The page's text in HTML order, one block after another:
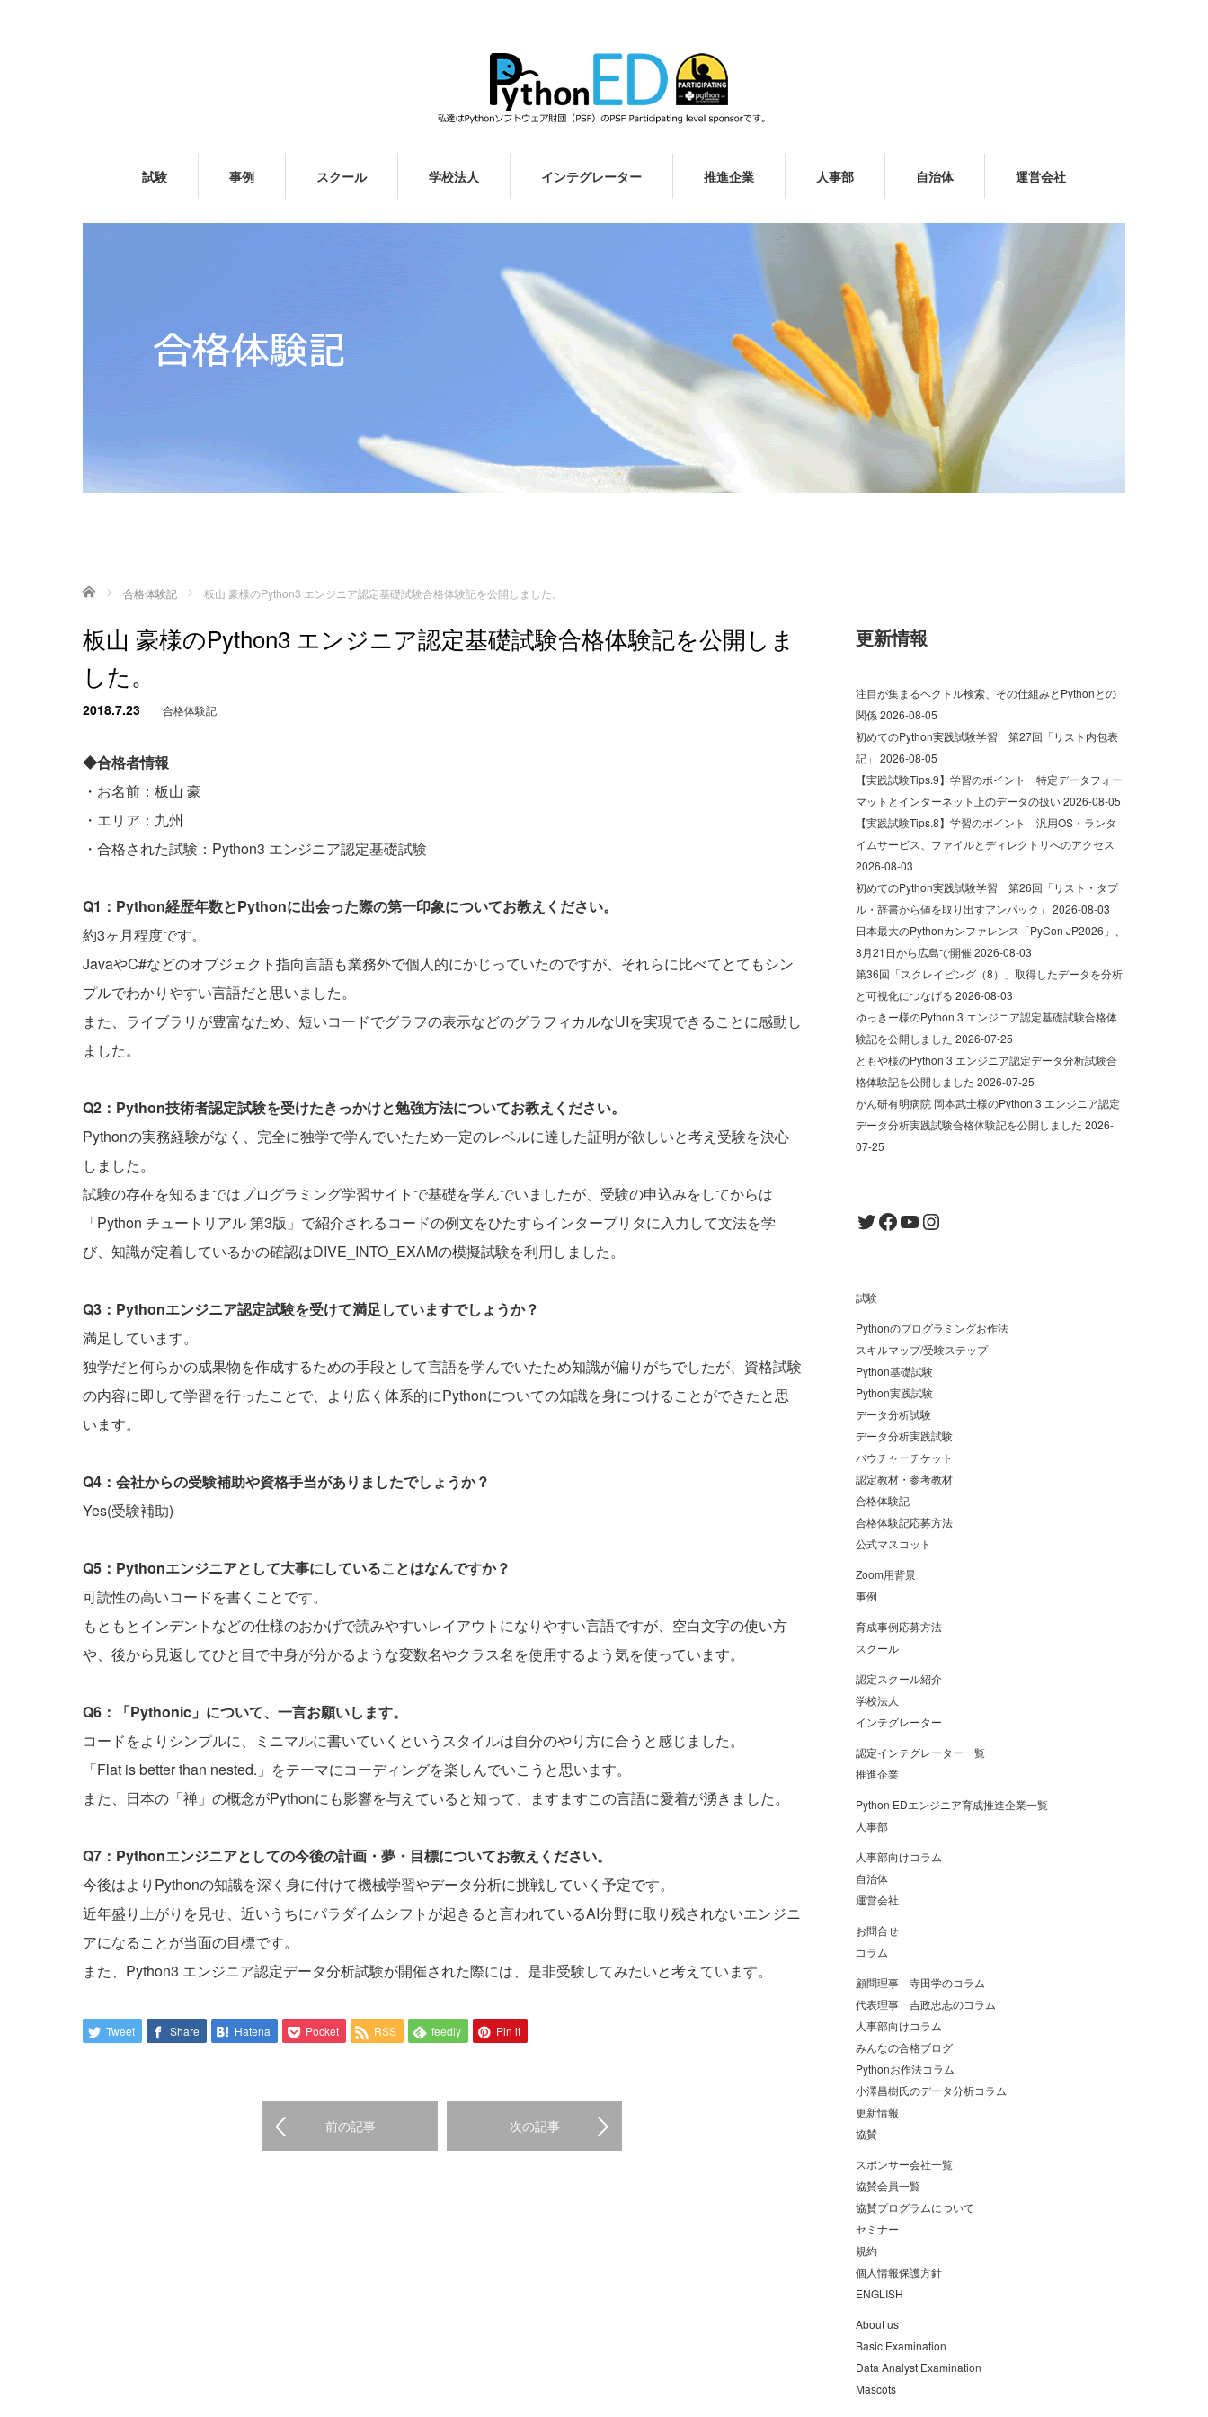
試験 事例 スクール 学校法人 インテグレーター 推進企業 人事部 自治体 運営会社
ホーム 合格体験記 板山 豪様のPython3 エンジニア認定基礎試験合格体験記を公開しました。
板山 豪様のPython3 エンジニア認定基礎試験合格体験記を公開しま
した。
2018.7.23 合格体験記
◆合格者情報
・お名前：板山 豪
・エリア：九州
・合格された試験：Python3 エンジニア認定基礎試験
Q1：Python経歴年数とPythonに出会った際の第一印象についてお教えください。
約3ヶ月程度です。
JavaやC#などのオブジェクト指向言語も業務外で個人的にかじっていたのですが、それらに比べてとてもシン
プルでわかりやすい言語だと思いました。
また、ライブラリが豊富なため、短いコードでグラフの表示などのグラフィカルなUIを実現できることに感動し
ました。
Q2：Python技術者認定試験を受けたきっかけと勉強方法についてお教えください。
Pythonの実務経験がなく、完全に独学で学んでいたため一定のレベルに達した証明が欲しいと考え受験を決心
しました。
試験の存在を知るまではプログラミング学習サイトで基礎を学んでいましたが、受験の申込みをしてからは
「Python チュートリアル 第3版」で紹介されるコードの例文をひたすらインタープリタに入力して文法を学
び、知識が定着しているかの確認はDIVE_INTO_EXAMの模擬試験を利用しました。
Q3：Pythonエンジニア認定試験を受けて満足していますでしょうか？
満足しています。
独学だと何らかの成果物を作成するための手段として言語を学んでいたため知識が偏りがちでしたが、資格試験
の内容に即して学習を行ったことで、より広く体系的にPythonについての知識を身につけることができたと思
います。
Q4：会社からの受験補助や資格手当がありましたでしょうか？
Yes(受験補助)
Q5：Pythonエンジニアとして大事にしていることはなんですか？
可読性の高いコードを書くことです。
もともとインデントなどの仕様のおかげで読みやすいレイアウトになりやすい言語ですが、空白文字の使い方
や、後から見返してひと目で中身が分かるような変数名やクラス名を使用するよう気を使っています。
Q6：「Pythonic」について、一言お願いします。
コードをよりシンプルに、ミニマルに書いていくというスタイルは自分のやり方に合うと感じました。
「Flat is better than nested.」をテーマにコーディングを楽しんでいこうと思います。
また、日本の「禅」の概念がPythonにも影響を与えていると知って、ますますこの言語に愛着が湧きました。
Q7：Pythonエンジニアとしての今後の計画・夢・目標についてお教えください。
今後はよりPythonの知識を深く身に付けて機械学習やデータ分析に挑戦していく予定です。
近年盛り上がりを見せ、近いうちにパラダイムシフトが起きると言われているAI分野に取り残されないエンジニ
アになることが当面の目標です。
また、Python3 エンジニア認定データ分析試験が開催された際には、是非受験してみたいと考えています。
Tweet Share Hatena Pocket RSS feedly Pin it
前の記事 次の記事
更新情報
注目が集まるベクトル検索、その仕組みとPythonとの
関係2026-08-05
初めてのPython実践試験学習 第27回「リスト内包表
記」 2026-08-05
【実践試験Tips.9】学習のポイント 特定データフォー
マットとインターネット上のデータの扱い2026-08-05
【実践試験Tips.8】学習のポイント 汎用OS・ランタ
イムサービス、ファイルとディレクトリへのアクセス
2026-08-03
初めてのPython実践試験学習 第26回「リスト・タプ
ル・辞書から値を取り出すアンパック」 2026-08-03
日本最大のPythonカンファレンス「PyCon JP2026」、
8月21日から広島で開催2026-08-03
第36回「スクレイピング（8）」取得したデータを分析
と可視化につなげる 2026-08-03
ゆっきー様のPython 3 エンジニア認定基礎試験合格体
験記を公開しました 2026-07-25
ともや様のPython 3 エンジニア認定データ分析試験合
格体験記を公開しました 2026-07-25
がん研有明病院 岡本武士様のPython 3 エンジニア認定
データ分析実践試験合格体験記を公開しました 2026-
07-25
Twitter
Facebook
YouTube
Instagram
試験
Pythonのプログラミングお作法
スキルマップ/受験ステップ
Python基礎試験
Python実践試験
データ分析試験
データ分析実践試験
バウチャーチケット
認定教材・参考教材
合格体験記
合格体験記応募方法
公式マスコット
Zoom用背景
事例
育成事例応募方法
スクール
認定スクール紹介
学校法人
インテグレーター
認定インテグレーター一覧
推進企業
Python EDエンジニア育成推進企業一覧
人事部
人事部向けコラム
自治体
運営会社
お問合せ
コラム
顧問理事 寺田学のコラム
代表理事 吉政忠志のコラム
人事部向けコラム
みんなの合格ブログ
Pythonお作法コラム
小澤昌樹氏のデータ分析コラム
更新情報
協賛
スポンサー会社一覧
協賛会員一覧
協賛プログラムについて
セミナー
規約
個人情報保護方針
ENGLISH
About us
Basic Examination
Data Analyst Examination
Mascots